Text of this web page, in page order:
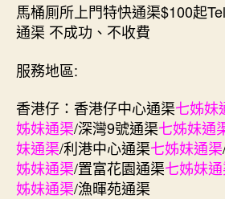
馬桶厠所上門特快通渠$100起
通渠 不成功、不收費
服務地區:
香港仔：香港仔中心通渠七姊妹
姊妹通渠/深灣9號通渠七姊妹通
妹通渠/利港中心通渠七姊妹通渠
姊妹通渠/置富花園通渠七姊妹
姊妹通渠/漁暉苑通渠